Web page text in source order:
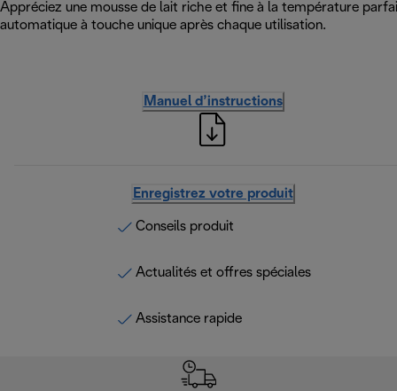
Appréciez une mousse de lait riche et fine à la température
automatique à touche unique après chaque utilisation.
Manuel d’instructions
Enregistrez votre produit
Conseils produit
Actualités et offres spéciales
Assistance rapide